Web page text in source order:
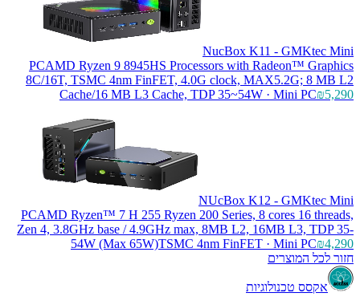
NucBox K11 - GMKtec Mini
PCAMD Ryzen 9 8945HS Processors with Radeon™ Graphics
8C/16T, TSMC 4nm FinFET, 4.0G clock, MAX5.2G; 8 MB L2
Cache/16 MB L3 Cache, TDP 35~54W · Mini PC₪5,290
NUcBox K12 - GMKtec Mini
PCAMD Ryzen™ 7 H 255 Ryzen 200 Series, 8 cores 16 threads,
Zen 4, 3.8GHz base / 4.9GHz max, 8MB L2, 16MB L3, TDP 35-
54W (Max 65W)TSMC 4nm FinFET · Mini PC₪4,290
חזור לכל המוצרים
אקסס טכנולוגיות